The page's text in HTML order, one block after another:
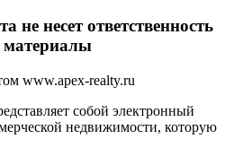
не несет ответственность
www.apex-realty.ru
собой электронный
недвижимости, которую